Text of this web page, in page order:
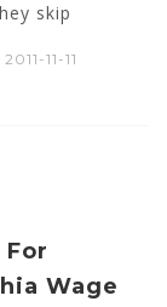
skip
2011-11-11
Wage